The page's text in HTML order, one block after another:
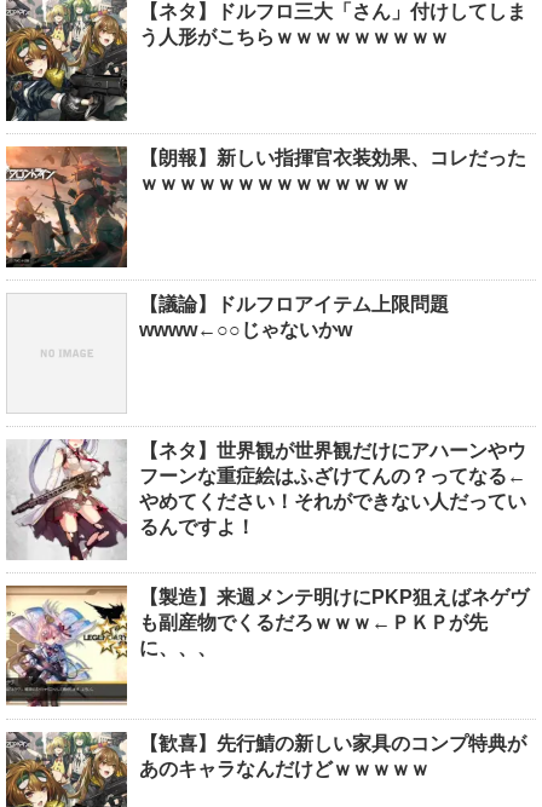
【ネタ】ドルフロ三大「さん」付けしてしま
う人形がこちらｗｗｗｗｗｗｗｗｗ
【朗報】新しい指揮官衣装効果、コレだった
ｗｗｗｗｗｗｗｗｗｗｗｗｗｗ
【議論】ドルフロアイテム上限問題
wwww←○○じゃないかw
【ネタ】世界観が世界観だけにアハーンやウ
フーンな重症絵はふざけてんの？ってなる←
やめてください！それができない人だってい
るんですよ！
【製造】来週メンテ明けにPKP狙えばネゲヴ
も副産物でくるだろｗｗｗ←ＰＫＰが先
に、、、
【歓喜】先行鯖の新しい家具のコンプ特典が
あのキャラなんだけどｗｗｗｗｗ